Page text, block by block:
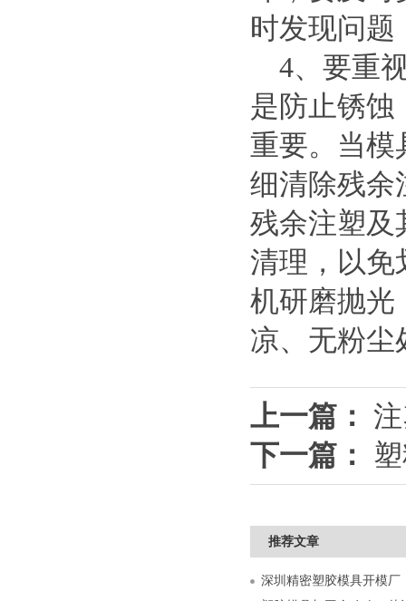
时发现问题
4、要重
是防止锈蚀
重要。当模
细清除残余
残余注塑及
清理，以免
机研磨抛光
凉、无粉尘
上一篇：
下一篇：
推荐文章